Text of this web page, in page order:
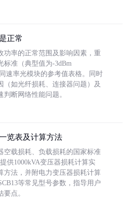
正常
功率的正常范围及影响因素，重
标准（典型值为-3dBm
速率光模块的参考值表格。同时
（如光纤损耗、连接器问题）及
断网络性能问题。
览表及计算方法
空载损耗、负载损耗的国家标准
提供1000kVA变压器损耗计算实
方法，并附电力变压器损耗计算
等常见型号参数，指导用户
点。